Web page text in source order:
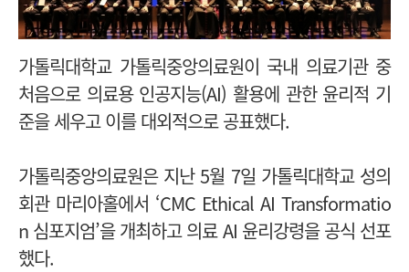
가톨릭대학교 가톨릭중앙의료원이 국내 의료기관 중
처음으로 의료용 인공지능(AI) 활용에 관한 윤리적 기
준을 세우고 이를 대외적으로 공표했다.
가톨릭중앙의료원은 지난 5월 7일 가톨릭대학교 성의
회관 마리아홀에서 ‘CMC Ethical AI Transformatio
n 심포지엄’을 개최하고 의료 AI 윤리강령을 공식 선포
했다.